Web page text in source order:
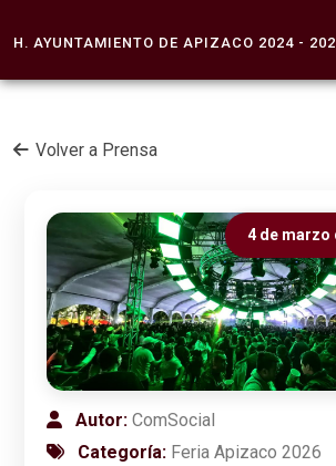
H. AYUNTAMIENTO DE APIZACO 2024 -
Volver a Prensa
4 de marzo
Autor:ComSocial
Categoría: Feria Apizaco 2026